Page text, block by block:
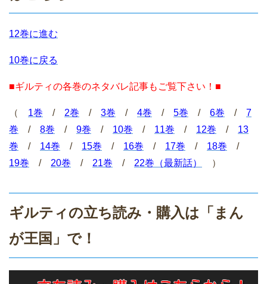
12巻に進む
10巻に戻る
■ギルティの各巻のネタバレ記事もご覧下さい！■
（ 1巻 / 2巻 / 3巻 / 4巻 / 5巻 / 6巻 / 7
巻 / 8巻 / 9巻 / 10巻 / 11巻 / 12巻 / 13
巻 / 14巻 / 15巻 / 16巻 / 17巻 / 18巻 /
19巻 / 20巻 / 21巻 / 22巻（最新話） ）
ギルティの立ち読み・購入は「まん
が王国」で！